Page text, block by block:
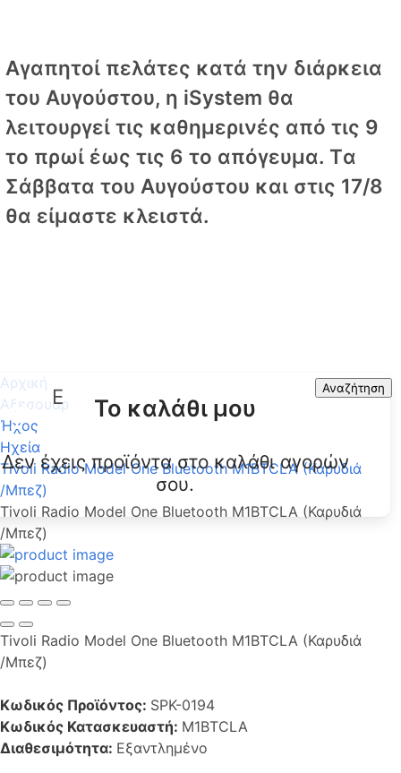
Αγαπητοί πελάτες κατά την διάρκεια
του Αυγούστου, η iSystem θα
λειτουργεί τις καθημερινές από τις 9
το πρωί έως τις 6 το απόγευμα. Tα
Σάββατα του Αυγούστου και στις 17/8
θα είμαστε κλειστά.
Αναζήτηση
Το καλάθι μου
Δεν έχεις προϊόντα στο καλάθι αγορών
σου.
Αρχική
Αξεσουάρ
Ήχος
Ηχεία
Tivoli Radio Model One Bluetooth M1BTCLA (Καρυδιά
/Mπεζ)
Tivoli Radio Model One Bluetooth M1BTCLA (Καρυδιά
/Mπεζ)
Tivoli Radio Model One Bluetooth M1BTCLA (Καρυδιά
/Mπεζ)
Κωδικός Προϊόντος: SPK-0194
Κωδικός Κατασκευαστή: M1BTCLA
Διαθεσιμότητα: Εξαντλημένο